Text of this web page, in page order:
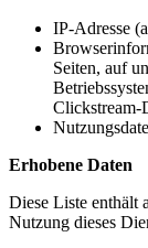
IP-Adresse
Seiten, auf
Clickstream-
Erhobene Daten
Diese Liste enthält
Nutzung dieses